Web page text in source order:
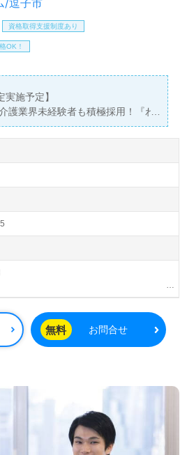
ントよりご案内します。お問い合
パート求人探しは【ウィルオブ介
来的に検討の方も遠慮なく＊
どご希望に応じてお問い合わせ/ご
だけます。＜非公開求人も取扱い
ロと一緒に転職活動！お問い合わ
/逗子市
資格取得支援制度あり
OK！
実施予定】
護業界未経験者も積極採用！『わ
ける！』業界トップクラスの教育
セグループ！＞
円以上/賞与2回】『逗子駅』徒
個室）『メディカルホームグラ
ベネッセスタイルケアBenesse
社：東京都西新宿） 様の運営で
育/学童領域で事業展開されていま
格支援制度や教育研修プログラム
った！』のお声も届く企業様で
ある方はもちろん、これから介護
く募集します。就職後『ご利用者
動力です。働く喜びがここにはあ
く事業所様です。手厚いOJT/それ
数月5回程度）
、介護福祉士21,500円/月、ケアマネ5,000
無料 お問合せ